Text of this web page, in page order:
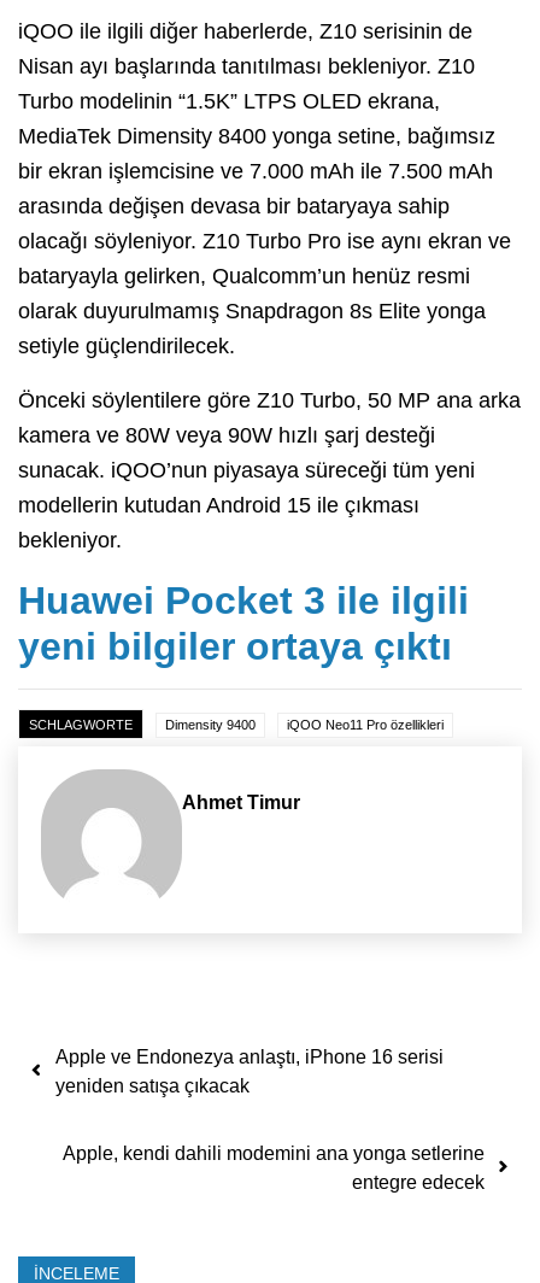
iQOO ile ilgili diğer haberlerde, Z10 serisinin de
Nisan ayı başlarında tanıtılması bekleniyor. Z10
Turbo modelinin “1.5K” LTPS OLED ekrana,
MediaTek Dimensity 8400 yonga setine, bağımsız
bir ekran işlemcisine ve 7.000 mAh ile 7.500 mAh
arasında değişen devasa bir bataryaya sahip
olacağı söyleniyor. Z10 Turbo Pro ise aynı ekran ve
bataryayla gelirken, Qualcomm’un henüz resmi
olarak duyurulmamış Snapdragon 8s Elite yonga
setiyle güçlendirilecek.
Önceki söylentilere göre Z10 Turbo, 50 MP ana arka
kamera ve 80W veya 90W hızlı şarj desteği
sunacak. iQOO’nun piyasaya süreceği tüm yeni
modellerin kutudan Android 15 ile çıkması
bekleniyor.
Huawei Pocket 3 ile ilgili
yeni bilgiler ortaya çıktı
SCHLAGWORTE Dimensity 9400 iQOO Neo11 Pro özellikleri
Ahmet Timur
Yazı dolaşımı
Apple ve Endonezya anlaştı, iPhone 16 serisi
yeniden satışa çıkacak
Apple, kendi dahili modemini ana yonga setlerine
entegre edecek
İNCELEME